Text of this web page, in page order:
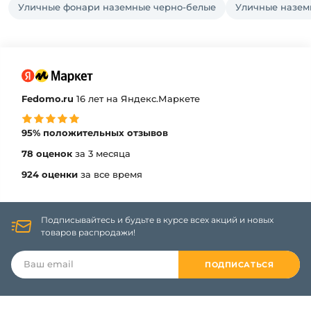
Уличные фонари наземные черно-белые Уличные
Fedomo.ru 16 лет на Яндекс.Маркете
95% положительных отзывов
78 оценок за 3 месяца
924 оценки за все время
Подписывайтесь и будьте в курсе всех акций и новых
товаров распродажи!
ПОДПИСАТЬСЯ